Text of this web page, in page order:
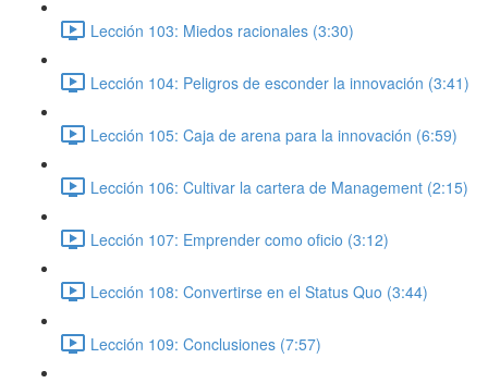
Lección 103: Miedos racionales (3:30)
Lección 104: Peligros de esconder la innovación (3:41)
Lección 105: Caja de arena para la innovación (6:59)
Lección 106: Cultivar la cartera de Management (2:15)
Lección 107: Emprender como oficio (3:12)
Lección 108: Convertirse en el Status Quo (3:44)
Lección 109: Conclusiones (7:57)